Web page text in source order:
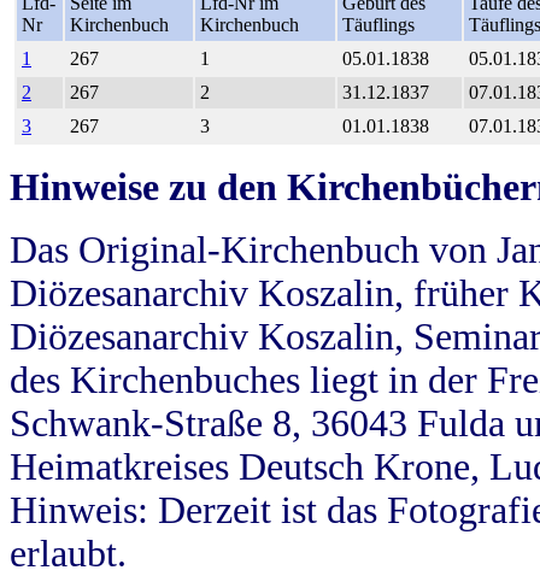
Nr
Kirchenbuch
Kirchenbuch
Täuflings
Täuflings
1
267 1 05.01.1838
2
267 2 31.12.1837
3
267 3 01.01.1838
Hinweise zu den
Das Original-Kirchenbuch von
Diözesanarchiv Koszalin, früher
Diözesanarchiv Koszalin,
des Kirchenbuches liegt in der
Schwank-Straße 8, 36043 Fulda
Heimatkreises Deutsch Krone,
Hinweis: Derzeit ist das
erlaubt.